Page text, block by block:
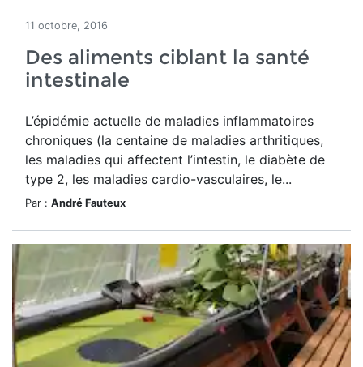
11 octobre, 2016
Des aliments ciblant la santé
intestinale
L’épidémie actuelle de maladies inflammatoires
chroniques (la centaine de maladies arthritiques,
les maladies qui affectent l’intestin, le diabète de
type 2, les maladies cardio-vasculaires, le...
Par : André Fauteux